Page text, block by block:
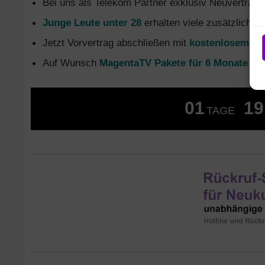
Bei uns als Telekom Partner exklusiv Neuvertrag
Junge Leute unter 28 erhalten viele zusätzliche
Jetzt Vorvertrag abschließen mit kostenlosem
Auf Wunsch MagentaTV Pakete für 6 Monate
01 TAGE 19